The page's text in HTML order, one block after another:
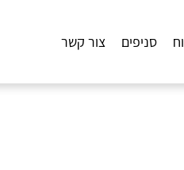
סניפים צור קשר